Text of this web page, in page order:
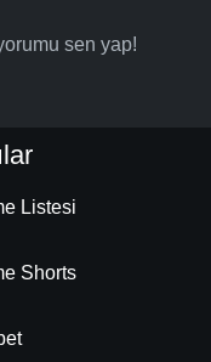
sen yap!
Listesi
Shorts